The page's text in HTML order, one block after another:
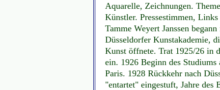
Aquarelle, Zeichnungen.
Künstler. Pressestimmen,
Tamme Weyert Janssen
Düsseldorfer Kunstakademie,
Kunst öffnete. Trat 1925/26 in
ein. 1926 Beginn des
Paris. 1928 Rückkehr nach
"entartet" eingestuft, Jahre des